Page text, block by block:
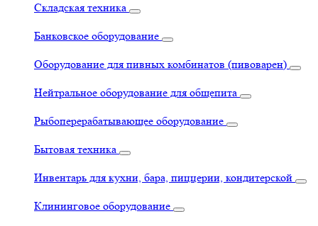
Складская техника
Банковское оборудование
Оборудование для пивных комбинатов (пивоварен)
Нейтральное оборудование для общепита
Рыбоперерабатывающее оборудование
Бытовая техника
Инвентарь для кухни, бара, пиццерии, кондитерской
Клининговое оборудование